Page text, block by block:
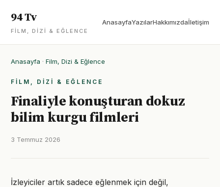
94 Tv
FILM, DIZI & EĞLENCE
AnasayfaYazılarHakkımızdaİletişim
Anasayfa · Film, Dizi & Eğlence
FILM, DIZI & EĞLENCE
Finaliyle konuşturan dokuz
bilim kurgu filmleri
3 Temmuz 2026
İzleyiciler artık sadece eğlenmek için değil,